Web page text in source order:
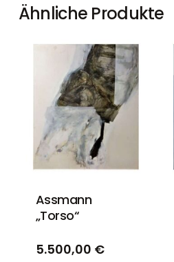
Ähnliche Produkte
Assmann
„Torso“
5.500,00 €